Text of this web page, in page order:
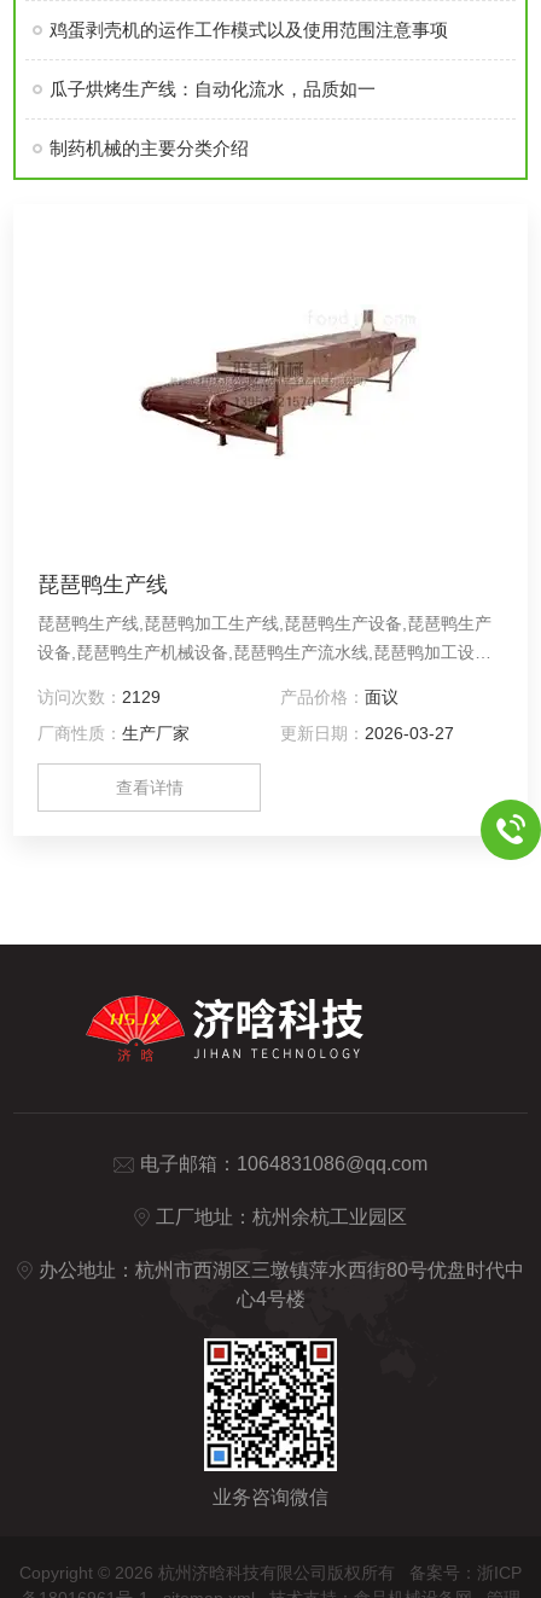
鸡蛋剥壳机的运作工作模式以及使用范围注意事项
瓜子烘烤生产线：自动化流水，品质如一
制药机械的主要分类介绍
琵琶鸭生产线
琵琶鸭生产线,琵琶鸭加工生产线,琵琶鸭生产设备,琵琶鸭生产
设备,琵琶鸭生产机械设备,琵琶鸭生产流水线,琵琶鸭加工设备,
设备,琵琶鸡生产线,琵琶鸡生产设备,琵琶鸡生产线,琵琶鸡生产
机械设备家禽屠宰设备、肉类深加工设备、热冷干燥设备、蒸
煮油炸设备、扒鸡烧鸡生产线、输送清洗机、立式脱羽机、喷
浸烫机等不锈钢系列产品深受用户欢迎。业务覆盖全国及朝鲜
访问次数： 2129 产品价格： 面议
厂商性质：生产厂家 更新日期： 2026-03-27
查看详情
电子邮箱： 1064831086@qq.com
工厂地址：杭州余杭工业园区
办公地址：杭州市西湖区三墩镇萍水西街80号优盘时代中
心4号楼
业务咨询微信
Copyright © 2026 杭州济晗科技有限公司版权所有 备案号：浙ICP